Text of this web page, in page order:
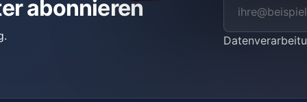
abonnieren